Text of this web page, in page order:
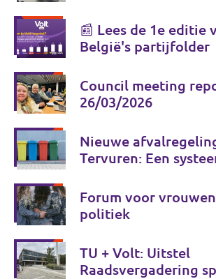
📰 Lees de 1e editie
België's partijfolder
Council meeting
26/03/2026
Nieuwe
Tervuren: Een
dient
Forum voor
politiek
TU + Volt: Uitstel
Raadsvergadering